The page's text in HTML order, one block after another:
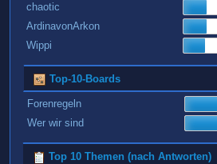
chaotic
ArdinavonArkon
Wippi
Top-10-Boards
Forenregeln
Wer wir sind
Top 10 Themen (nach Antworten)